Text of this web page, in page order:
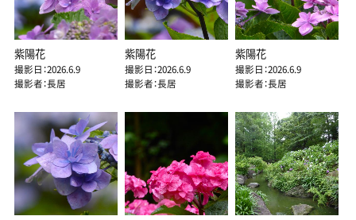
紫陽花
撮影日：2026.6.9
撮影者：長居
紫陽花
撮影日：2026.6.9
撮影者：長居
紫陽花
撮影日：2026.6.9
撮影者：長居